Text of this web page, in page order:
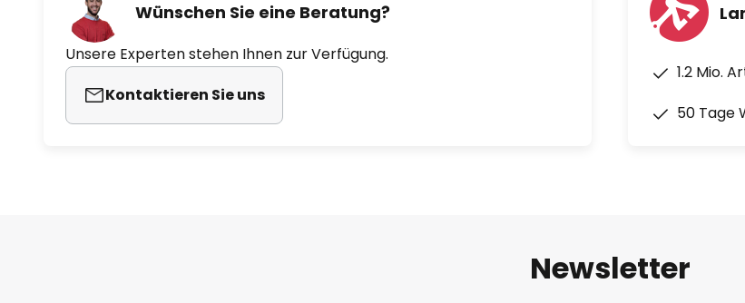
Wünschen Sie eine Beratung?
Unsere Experten stehen Ihnen zur Verfügung.
Kontaktieren Sie uns
1.2 Mio.
50 Tage
Newsletter